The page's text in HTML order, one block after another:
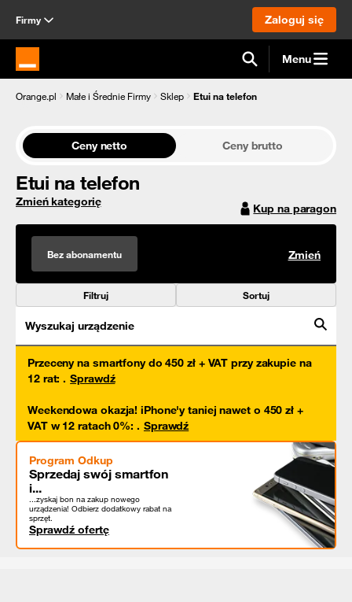
Firmy Zaloguj się
Strona główna Orange.pl Menu
Orange.pl Małe i Średnie Firmy Sklep Etui na telefon
Ceny netto Ceny brutto
Etui na telefon
Zmień kategorię Kup na paragon
Bez abonamentu Zmień
Filtruj Sortuj
Wyszukaj urządzenie
Przeceny na smartfony do 450 zł + VAT przy zakupie na
12 rat: . Sprawdź
Weekendowa okazja! iPhone'y taniej nawet o 450 zł +
VAT w 12 ratach 0%: . Sprawdź
Program Odkup
Sprzedaj swój smartfon
i...
...zyskaj bon na zakup nowego
urządzenia! Odbierz dodatkowy rabat na
sprzęt.
Sprawdź ofertę